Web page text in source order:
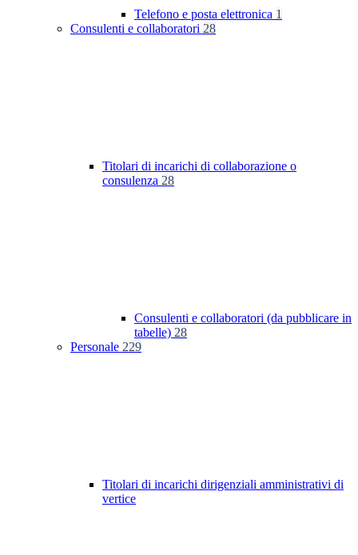
Telefono e posta elettronica 1
Consulenti e collaboratori 28
Titolari di incarichi di collaborazione o
consulenza 28
Consulenti e collaboratori (da pubblicare in
tabelle) 28
Personale 229
Titolari di incarichi dirigenziali amministrativi di
vertice